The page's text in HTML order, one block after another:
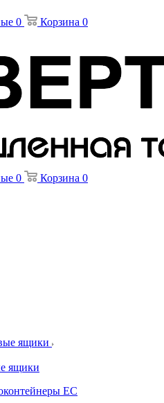
0 Корзина 0
0 Корзина 0
ящики
ящики
ЕС